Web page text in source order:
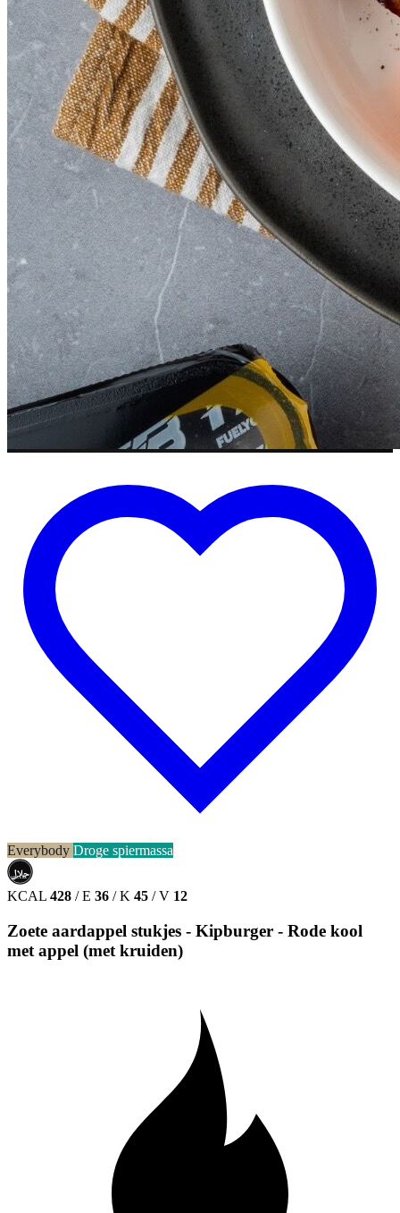
Everybody Droge spiermassa
حلال
HALAL
KCAL 428 / E 36 / K 45 / V 12
Zoete aardappel stukjes - Kipburger - Rode kool
met appel (met kruiden)